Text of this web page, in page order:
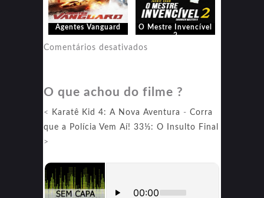
Agentes Vanguard
O Mestre Invencível
2
Comentários desativados
Invencível
O que achou do filme ?
< Karatê Kid 4: A Nova Aventura - Corra
que a Polícia Vem Aí! 33⅓: O Insulto Final
>